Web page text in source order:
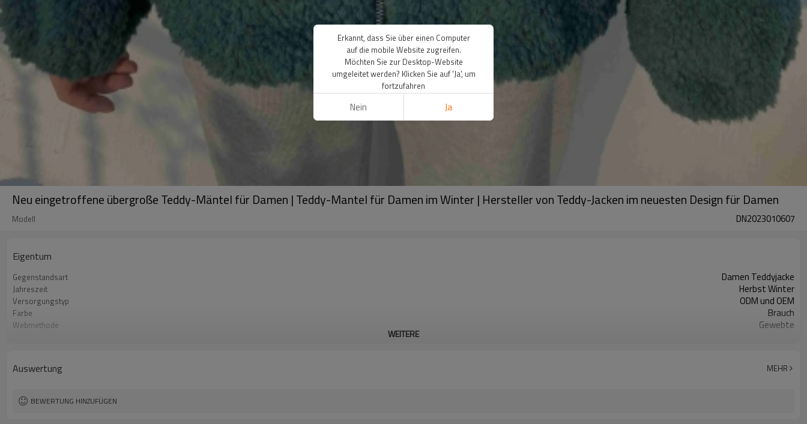
Neu eingetroffene übergroße Teddy-Mäntel für Damen | Teddy-Mantel für Damen im Winter | Hersteller von Teddy-Jacken im neuesten Design für Damen
Modell DN2023010607
Eigentum
Gegenstandsart Damen Teddyjacke
Jahreszeit Herbst Winter
Versorgungstyp ODM und OEM
Farbe Brauch
Webmethode Gewebte
Füllung Keiner
Ärmel Stil
Mit Kapuze
WEITERE
Auswertung MEHR
BEWERTUNG HINZUFÜGEN
Erkannt, dass Sie über einen Computer
auf die mobile Website zugreifen.
Möchten Sie zur Desktop-Website
umgeleitet werden? Klicken Sie auf 'Ja', um
fortzufahren
Nein Ja